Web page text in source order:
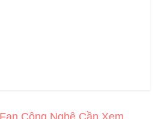
Công Nghệ Cần Xem